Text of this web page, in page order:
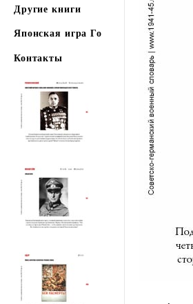
Другие книги
Японская игра Го
Контакты